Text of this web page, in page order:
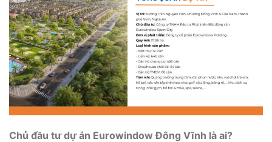
Chủ đầu tư dự án Eurowindow Đông Vĩnh là ai?